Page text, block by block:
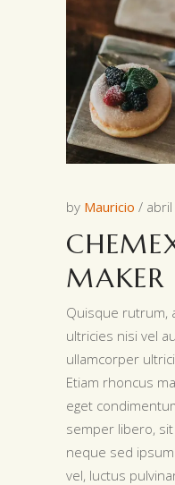
by Mauricio
MAKER
Quisque rutrum,
ultricies nisi vel
ullamcorper
Etiam rhoncus
eget
semper libero,
neque sed
vel, luctus